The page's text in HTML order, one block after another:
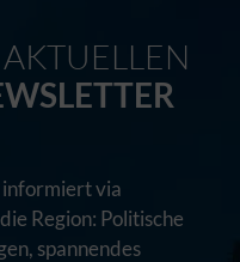
via
Region: Politische
spannendes